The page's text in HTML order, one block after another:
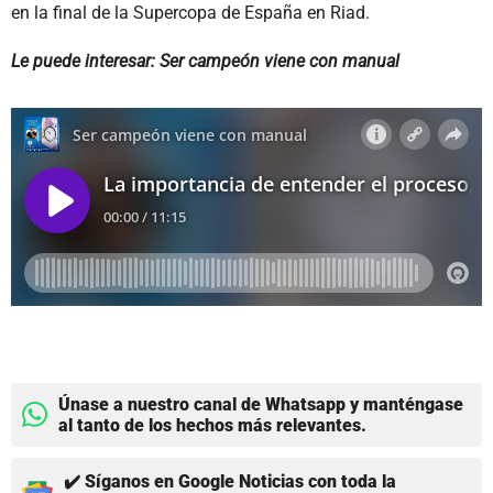
en la final de la Supercopa de España en Riad.
Le puede interesar: Ser campeón viene con manual
Únase a nuestro canal de Whatsapp y manténgase
al tanto de los hechos más relevantes.
✔️ Síganos en Google Noticias con toda la